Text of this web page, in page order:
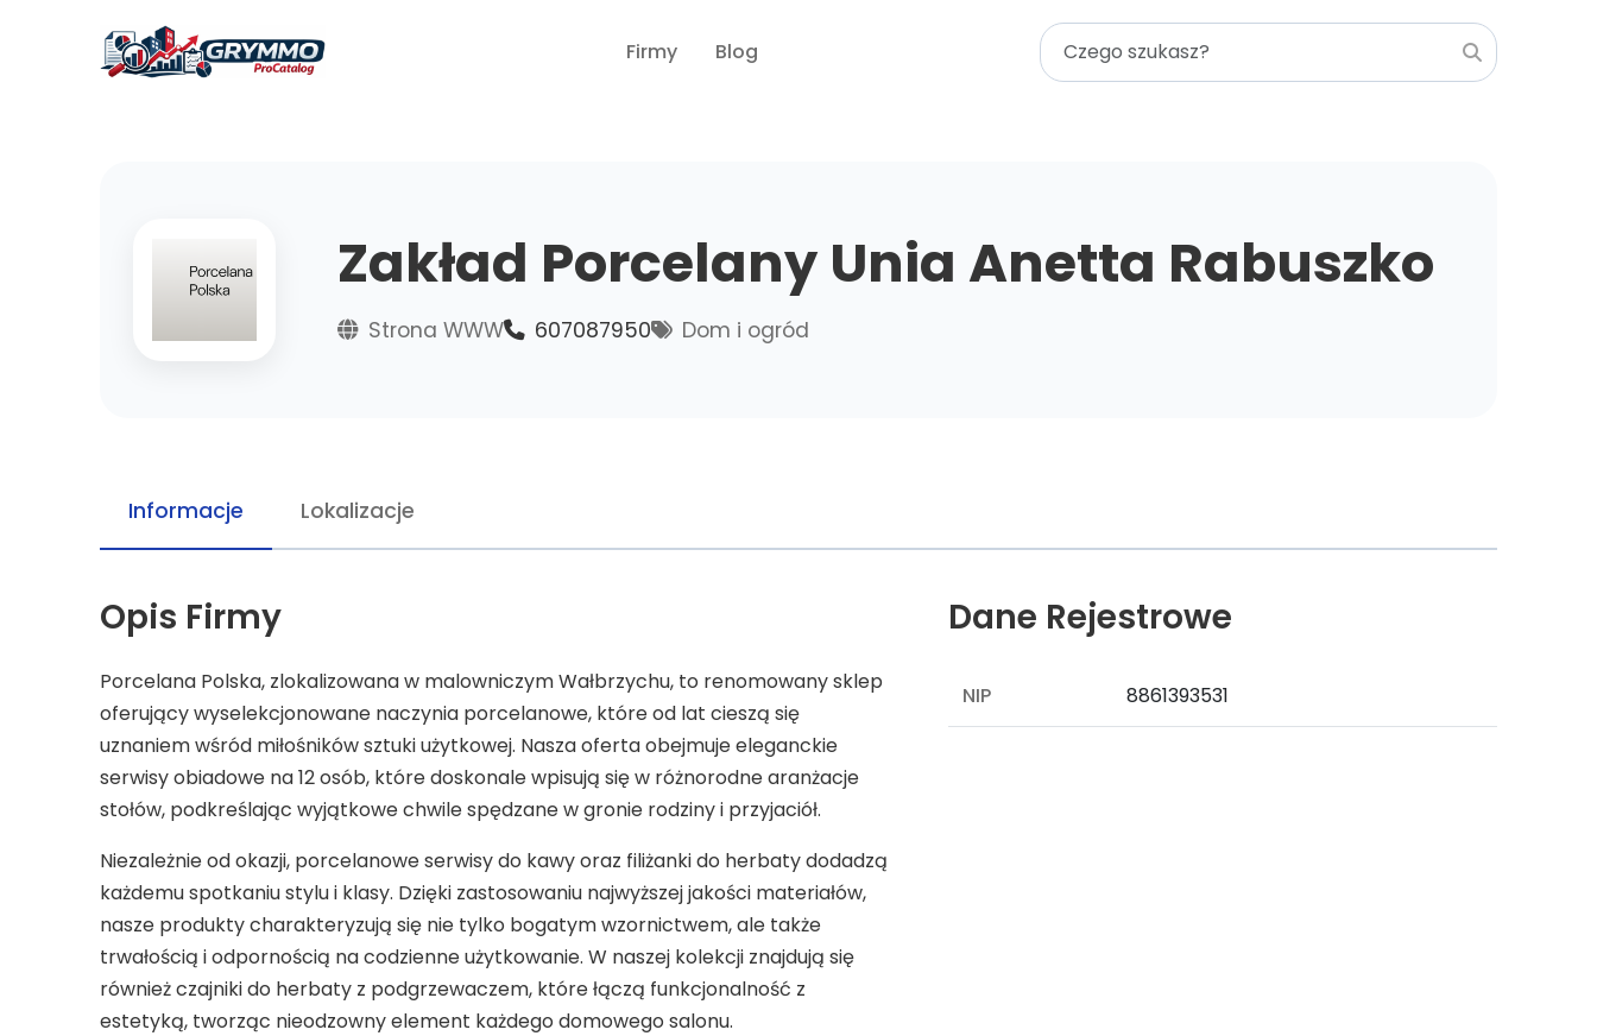
Firmy Blog
Zakład Porcelany Unia Anetta Rabuszko
Strona WWW 607087950 Dom i ogród
Informacje Lokalizacje
Opis Firmy
Porcelana Polska, zlokalizowana w malowniczym Wałbrzychu, to renomowany sklep
oferujący wyselekcjonowane naczynia porcelanowe, które od lat cieszą się
uznaniem wśród miłośników sztuki użytkowej. Nasza oferta obejmuje eleganckie
serwisy obiadowe na 12 osób, które doskonale wpisują się w różnorodne aranżacje
stołów, podkreślając wyjątkowe chwile spędzane w gronie rodziny i przyjaciół.
Niezależnie od okazji, porcelanowe serwisy do kawy oraz filiżanki do herbaty dodadzą
każdemu spotkaniu stylu i klasy. Dzięki zastosowaniu najwyższej jakości materiałów,
nasze produkty charakteryzują się nie tylko bogatym wzornictwem, ale także
trwałością i odpornością na codzienne użytkowanie. W naszej kolekcji znajdują się
również czajniki do herbaty z podgrzewaczem, które łączą funkcjonalność z
estetyką, tworząc nieodzowny element każdego domowego salonu.
Dane Rejestrowe
NIP 8861393531